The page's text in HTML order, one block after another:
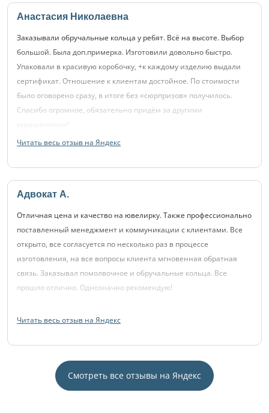
Анастасия Николаевна
Заказывали обручальные кольца у ребят. Всё на высоте. Выбор
большой. Была доп.примерка. Изготовили довольно быстро.
Упаковали в красивую коробочку, +к каждому изделию выдали
сертификат. Отношение к клиентам достойное. По стоимости
было оговорено сразу, в итоге без «сюрпризов» получилось.
Спасибо огромное, обязательно придём за другими
украшениями!
Читать весь отзыв на Яндекс
Адвокат А.
Отличная цена и качество на ювелирку. Также профессионально
поставленный менеджмент и коммуникации с клиентами. Все
открыто, все согласуется по несколько раз в процессе
изготовления, на все вопросы клиента мгновенная обратная
связь. Заказывал помолвочное и обручальные кольца. Все
прошло отлично. Однозначно рекомендую!
Читать весь отзыв на Яндекс
Смотреть все отзывы на Яндекс